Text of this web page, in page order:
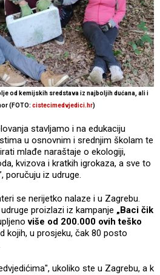
od kemijskih sredstava iz najboljih dućana, ali i
(FOTO: cistecimedvjedici.hr)
stavljamo i na edukaciju
u osnovnim i srednjim školam te
mlađe naraštaje o ekologiji,
kvizova i kratkih igrokaza, a sve to
poručuju iz udruge.
se nerijetko nalaze i u Zagrebu.
proizlazi iz kampanje „Baci čik
više od 200.000 ovih teško
kojih, u prosjeku, čak 80 posto
ukoliko ste u Zagrebu, a k